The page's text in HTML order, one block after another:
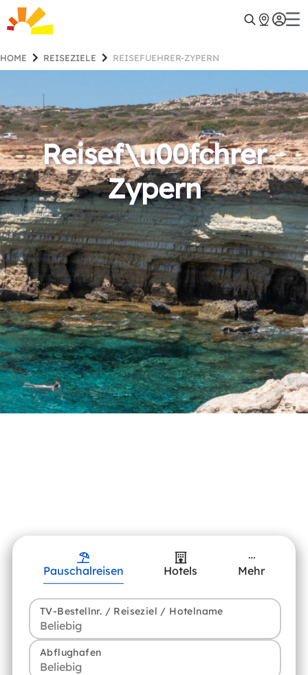
HOME REISEZIELE REISEFUEHRER-ZYPERN
Reisef\u00fchrer
Zypern
Pauschalreisen Hotels Mehr
TV-Bestellnr. / Reiseziel / Hotelname
Abflughafen